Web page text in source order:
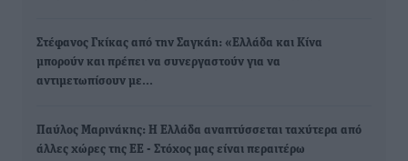
Στέφανος Γκίκας από την Σαγκάη: «Ελλάδα και Κίνα
μπορούν και πρέπει να συνεργαστούν για να
αντιμετωπίσουν με…
Παύλος Μαρινάκης: Η Ελλάδα αναπτύσσεται ταχύτερα από
άλλες χώρες της ΕΕ - Στόχος μας είναι περαιτέρω